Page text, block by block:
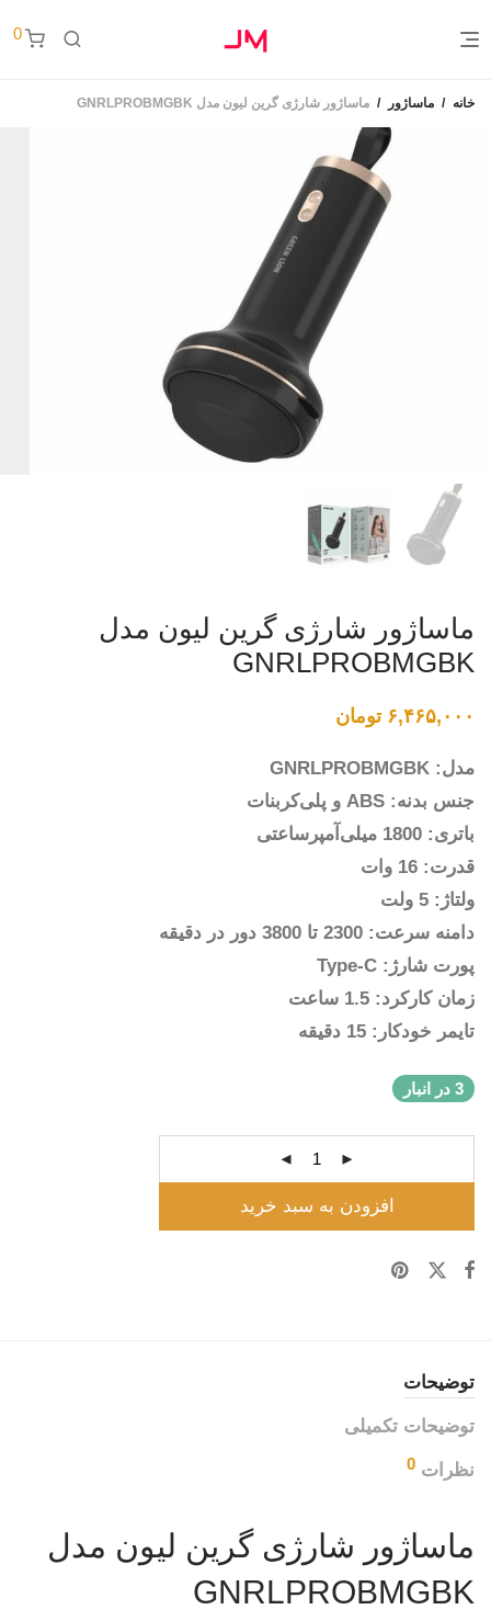
0
خانه / ماساژور / ماساژور شارژی گرین لیون مدل GNRLPROBMGBK
ماساژور شارژی گرین لیون مدل
GNRLPROBMGBK
۶,۴۶۵,۰۰۰ تومان
مدل: GNRLPROBMGBK
جنس بدنه: ABS و پلی‌کربنات
باتری: 1800 میلی‌آمپرساعتی
قدرت: 16 وات
ولتاژ: 5 ولت
دامنه سرعت: 2300 تا 3800 دور در دقیقه
پورت شارژ: Type-C
زمان کارکرد: 1.5 ساعت
تایمر خودکار: 15 دقیقه
3 در انبار
افزودن به سبد خرید
توضیحات
توضیحات تکمیلی
نظرات 0
ماساژور شارژی گرین لیون مدل
GNRLPROBMGBK